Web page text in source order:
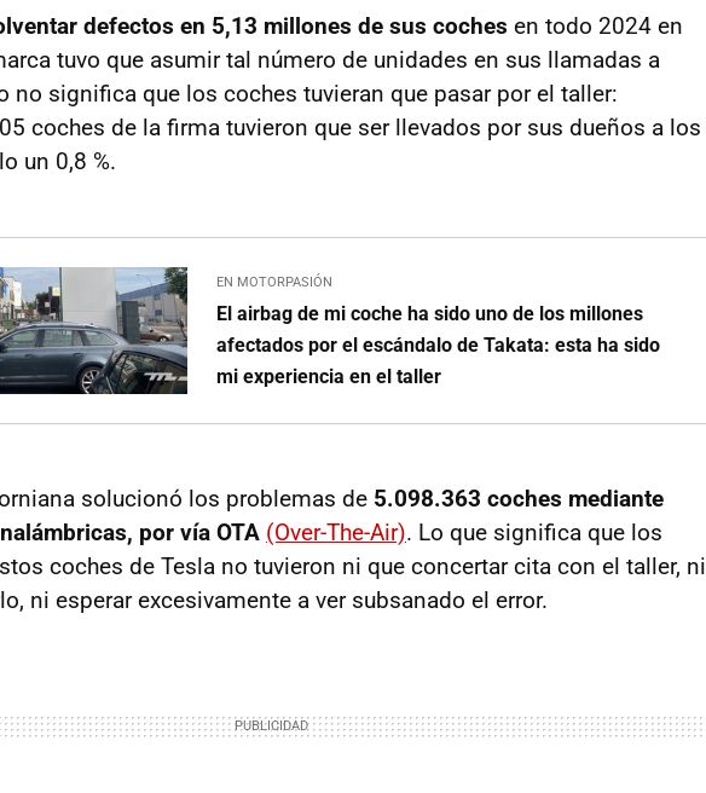
defectos en 5,13 millones de sus coches en todo 2024 en
tuvo que asumir tal número de unidades en sus llamadas a
no significa que los coches tuvieran que pasar por el taller:
coches de la firma tuvieron que ser llevados por sus dueños a los
un 0,8 %.
EN MOTORPASIÓN
El airbag de mi coche ha sido uno de los millones
afectados por el escándalo de Takata: esta ha sido
mi experiencia en el taller
solucionó los problemas de 5.098.363 coches mediante
por vía OTA (Over-The-Air). Lo que significa que los
coches de Tesla no tuvieron ni que concertar cita con el taller, ni
ni esperar excesivamente a ver subsanado el error.